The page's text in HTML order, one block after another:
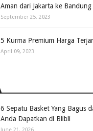
Aman dari Jakarta ke Bandung
September 25, 2023
5 Kurma Premium Harga
April 09, 2023
6 Sepatu Basket Yang Bagus
Anda Dapatkan di Blibli